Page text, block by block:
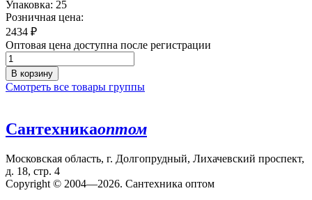
Упаковка: 25
Розничная цена:
2434 ₽
Оптовая цена доступна после регистрации
В корзину
Смотреть все товары группы
Сантехникаоптом
Московская область, г. Долгопрудный, Лихачевский проспект,
д. 18, стр. 4
Copyright © 2004—2026. Сантехника оптом